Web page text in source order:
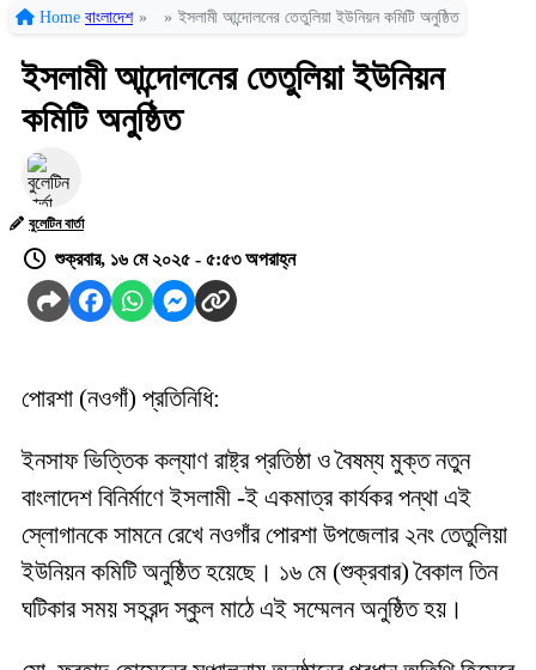
Home বাংলাদেশ » » ইসলামী আন্দোলনের তেতুলিয়া ইউনিয়ন কমিটি অনুষ্ঠিত
ইসলামী আন্দোলনের তেতুলিয়া ইউনিয়ন
কমিটি অনুষ্ঠিত
বুলেটিন বার্তা
শুক্রবার, ১৬ মে ২০২৫ - ৫:৫৩ অপরাহ্ন
পোরশা (নওগাঁ) প্রতিনিধি:
ইনসাফ ভিত্তিক কল্যাণ রাষ্ট্র প্রতিষ্ঠা ও বৈষম্য মুক্ত নতুন
বাংলাদেশ বিনির্মাণে ইসলামী -ই একমাত্র কার্যকর পন্থা এই
স্লোগানকে সামনে রেখে নওগাঁর পোরশা উপজেলার ২নং তেতুলিয়া
ইউনিয়ন কমিটি অনুষ্ঠিত হয়েছে। ১৬ মে (শুক্রবার) বৈকাল তিন
ঘটিকার সময় সহরন্দ স্কুল মাঠে এই সম্মেলন অনুষ্ঠিত হয়।